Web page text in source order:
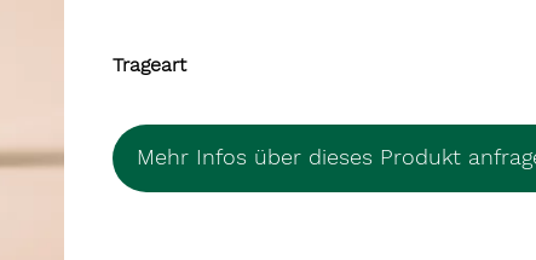
Trageart
Mehr Infos über dieses Produkt